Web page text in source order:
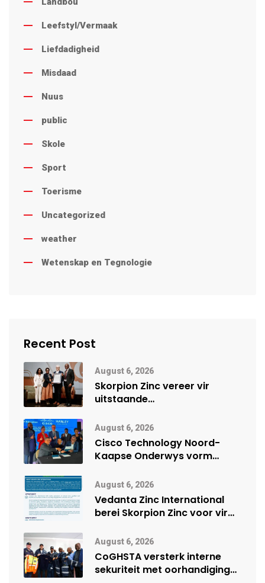
Leefstyl/Vermaak
Liefdadigheid
Misdaad
Nuus
public
Skole
Sport
Toerisme
Uncategorized
weather
Wetenskap en Tegnologie
Recent Post
August 6, 2026
Skorpion Zinc vereer vir
uitstaande
Namibië Mynbou Ekspo
August 6, 2026
Cisco Technology Noord-
Kaapse Onderwys vorm
vennootskap
August 6, 2026
Vedanta Zinc International
berei Skorpion Zinc voor vir
August 6, 2026
CoGHSTA versterk interne
sekuriteit met oorhandiging